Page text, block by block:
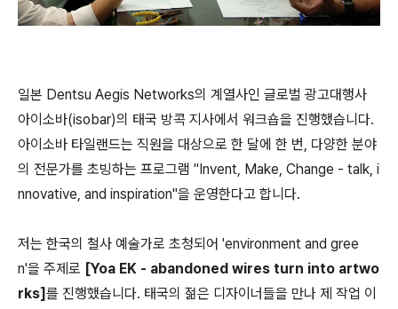
일본 Dentsu Aegis Networks의 계열사인 글로벌 광고대행사
아이소바(isobar)의 태국 방콕 지사에서 워크숍을 진행했습니다.
아이소바 타일랜드는 직원을 대상으로 한 달에 한 번, 다양한 분야
의 전문가를 초빙하는 프로그램 "Invent, Make, Change - talk, i
nnovative, and inspiration"을 운영한다고 합니다.
저는 한국의 철사 예술가로 초청되어 'environment and gree
n'을 주제로 [Yoa EK - abandoned wires turn into artwo
rks]를 진행했습니다. 태국의 젊은 디자이너들을 만나 제 작업 이